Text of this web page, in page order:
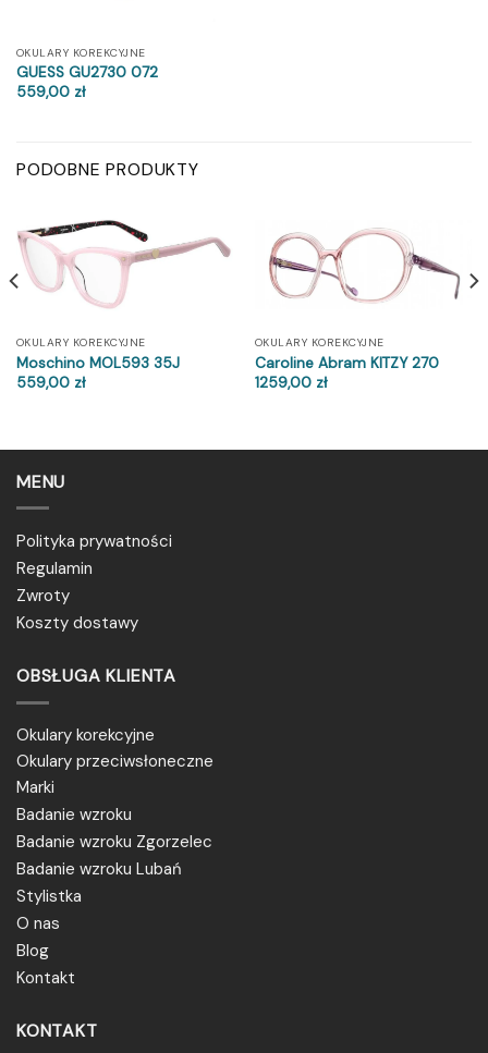
OKULARY KOREKCYJNE
GUESS GU2730 072
559,00 zł
PODOBNE PRODUKTY
OKULARY KOREKCYJNE
Moschino MOL593 35J
559,00 zł
OKULARY KOREKCYJNE
Caroline Abram KITZY 270
1259,00 zł
MENU
Polityka prywatności
Regulamin
Zwroty
Koszty dostawy
OBSŁUGA KLIENTA
Okulary korekcyjne
Okulary przeciwsłoneczne
Marki
Badanie wzroku
Badanie wzroku Zgorzelec
Badanie wzroku Lubań
Stylistka
O nas
Blog
Kontakt
KONTAKT